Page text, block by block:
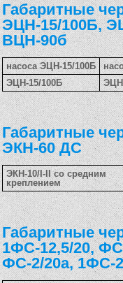
Габаритные
ЭЦН-15/100Б,
ВЦН-90б
насоса ЭЦН-15/100Б
ЭЦН-15/100Б
Габаритные
ЭКН-60 ДС
ЭКН-10/I-II со средним
креплением
Габаритные
1ФС-12,5/20,
ФС-2/20а, 1ФС-